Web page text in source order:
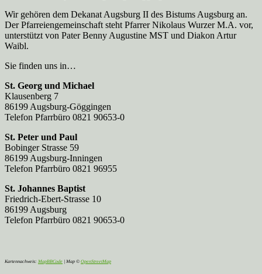
Wir gehören dem Dekanat Augsburg II des Bistums Augsburg an.
Der Pfarreien­gemeinschaft steht Pfarrer Nikolaus Wurzer M.A. vor,
unterstützt von Pater Benny Augustine MST und Diakon Artur
Waibl.
Sie finden uns in…
St. Georg und Michael
Klausenberg 7
86199 Augsburg-Göggingen
Telefon Pfarrbüro 0821 90653-0
St. Peter und Paul
Bobinger Strasse 59
86199 Augsburg-Inningen
Telefon Pfarrbüro 0821 96955
St. Johannes Baptist
Friedrich-Ebert-Strasse 10
86199 Augsburg
Telefon Pfarrbüro 0821 90653-0
Kartennachweis: MapBBCode | Map © OpenStreetMap